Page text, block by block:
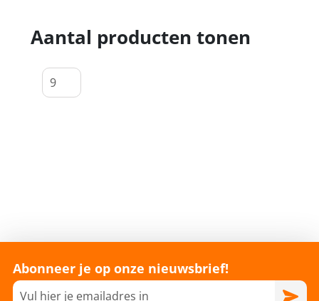
Aantal producten tonen
Abonneer je op onze nieuwsbrief!